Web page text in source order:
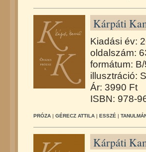
Kárpáti
Kiadási év:
oldalszám:
formátum:
illusztráció:
Ár: 3990 Ft
ISBN: 978-
PRÓZA | GÉRECZ ATTILA | ESSZÉ |
Kárpáti